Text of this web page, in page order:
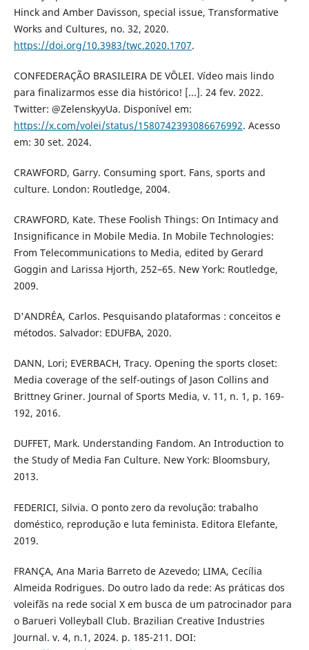
Hinck and Amber Davisson, special issue, Transformative
Works and Cultures, no. 32, 2020.
https://doi.org/10.3983/twc.2020.1707.
CONFEDERAÇÃO BRASILEIRA DE VÔLEI. Vídeo mais lindo
para finalizarmos esse dia histórico! [...]. 24 fev. 2022.
Twitter: @ZelenskyyUa. Disponível em:
https://x.com/volei/status/1580742393086676992. Acesso
em: 30 set. 2024.
CRAWFORD, Garry. Consuming sport. Fans, sports and
culture. London: Routledge, 2004.
CRAWFORD, Kate. These Foolish Things: On Intimacy and
Insignificance in Mobile Media. In Mobile Technologies:
From Telecommunications to Media, edited by Gerard
Goggin and Larissa Hjorth, 252–65. New York: Routledge,
2009.
D'ANDRÉA, Carlos. Pesquisando plataformas : conceitos e
métodos. Salvador: EDUFBA, 2020.
DANN, Lori; EVERBACH, Tracy. Opening the sports closet:
Media coverage of the self-outings of Jason Collins and
Brittney Griner. Journal of Sports Media, v. 11, n. 1, p. 169-
192, 2016.
DUFFET, Mark. Understanding Fandom. An Introduction to
the Study of Media Fan Culture. New York: Bloomsbury,
2013.
FEDERICI, Silvia. O ponto zero da revolução: trabalho
doméstico, reprodução e luta feminista. Editora Elefante,
2019.
FRANÇA, Ana Maria Barreto de Azevedo; LIMA, Cecília
Almeida Rodrigues. Do outro lado da rede: As práticas dos
voleifãs na rede social X em busca de um patrocinador para
o Barueri Volleyball Club. Brazilian Creative Industries
Journal. v. 4, n.1, 2024. p. 185-211. DOI: